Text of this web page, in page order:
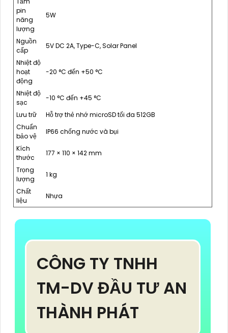
pin
năng
lượng
5W
Nguồn
cấp
5V DC 2A, Type-C, Solar Panel
Nhiệt độ
hoạt
động
-20 °C đến +50 °C
Nhiệt độ
sạc
-10 °C đến +45 °C
Lưu trữ
Hỗ trợ thẻ nhớ microSD tối đa 512GB
Chuẩn
bảo vệ
IP66 chống nước và bụi
Kích
thước
177 × 110 × 142 mm
Trọng
lượng
1 kg
Chất
liệu
Nhựa
CÔNG TY TNHH
TM-DV ĐẦU TƯ AN
THÀNH PHÁT